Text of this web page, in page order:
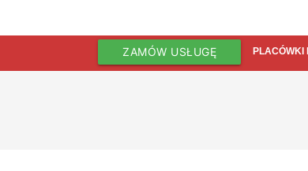
ZAMÓW USŁUGĘ PLACÓWKI